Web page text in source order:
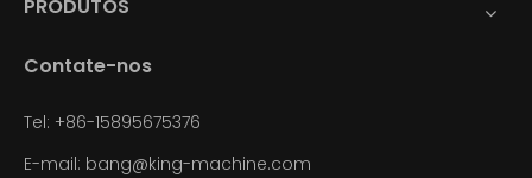
PRODUTOS
Contate-nos
Tel: +86-15895675376
E-mail: bang@king-machine.com